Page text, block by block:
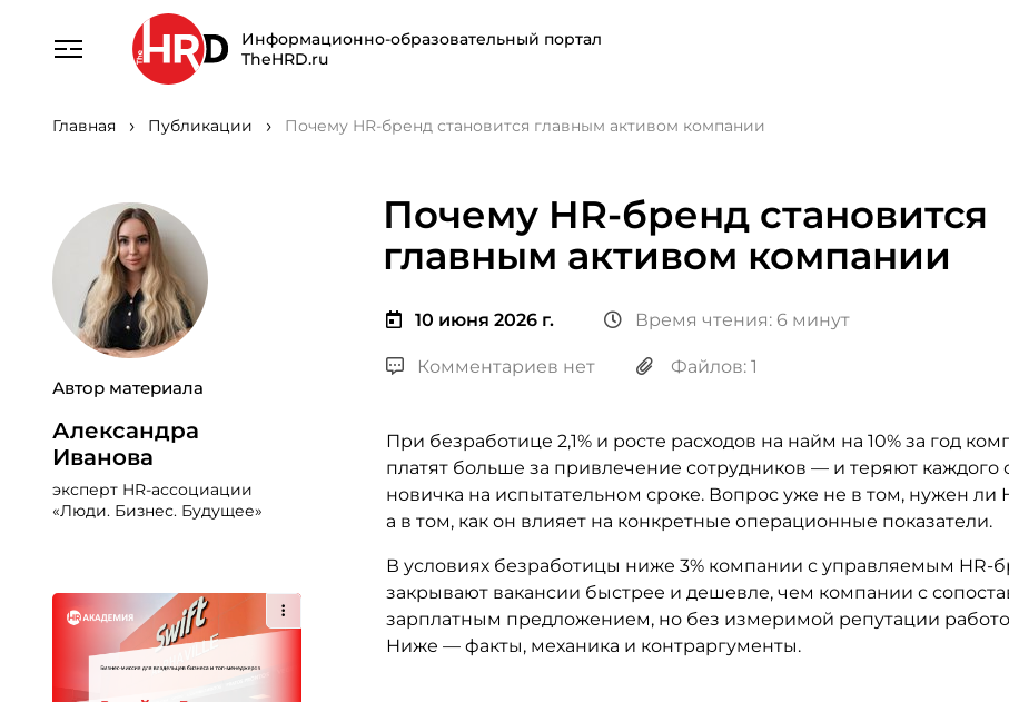
Информационно-образовательный портал
TheHRD.ru
Главная Публикации Почему HR-бренд становится главным активом компании
Автор материала
Александра
Иванова
эксперт HR-ассоциации
«Люди. Бизнес. Будущее»
Почему HR-бренд становится
главным активом компании
10 июня 2026 г. Время чтения: 6 минут
Комментариев нет Файлов: 1
При безработице 2,1% и росте расходов на найм на 10% за год
платят больше за привлечение сотрудников — и теряют каждого
новичка на испытательном сроке. Вопрос уже не в том, нужен ли
а в том, как он влияет на конкретные операционные показатели.
В условиях безработицы ниже 3% компании с управляемым HR-
закрывают вакансии быстрее и дешевле, чем компании с
зарплатным предложением, но без измеримой репутации
Ниже — факты, механика и контраргументы.